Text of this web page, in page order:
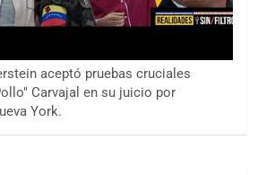
aceptó pruebas cruciales
Carvajal en su juicio por
York.